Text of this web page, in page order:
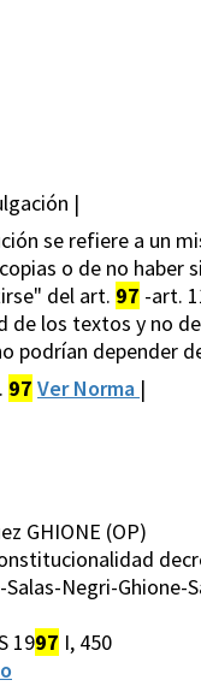
|
se refiere a un
o de no
del art. 97 -art.
de los textos y no
podrían depender
97 Ver Norma |
GHIONE (OP)
Negri-
1997 I, 450